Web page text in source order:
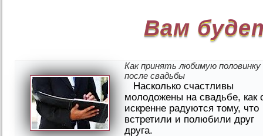
Вам
Как принять любимую половинку
после свадьбы
Насколько счастливы
молодожены на свадьбе, как
искренне радуются тому, что
встретили и полюбили друг
друга.